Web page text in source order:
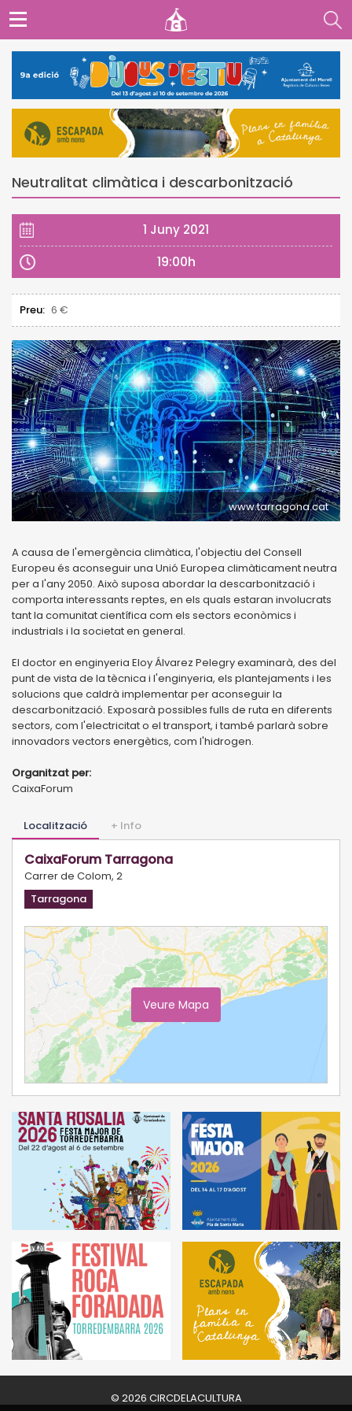
Neutralitat climàtica i descarbonització
1 Juny 2021
19:00h
Preu: 6 €
www.tarragona.cat
A causa de l'emergència climàtica, l'objectiu del Consell
Europeu és aconseguir una Unió Europea climàticament neutra
per a l'any 2050. Això suposa abordar la descarbonització i
comporta interessants reptes, en els quals estaran involucrats
tant la comunitat científica com els sectors econòmics i
industrials i la societat en general.
El doctor en enginyeria Eloy Álvarez Pelegry examinarà, des del
punt de vista de la tècnica i l'enginyeria, els plantejaments i les
solucions que caldrà implementar per aconseguir la
descarbonització. Exposarà possibles fulls de ruta en diferents
sectors, com l'electricitat o el transport, i també parlarà sobre
innovadors vectors energètics, com l'hidrogen.
Organitzat per:
CaixaForum
Localització + Info
CaixaForum Tarragona
Carrer de Colom, 2
Tarragona
Veure Mapa
© 2026 CIRCDELACULTURA